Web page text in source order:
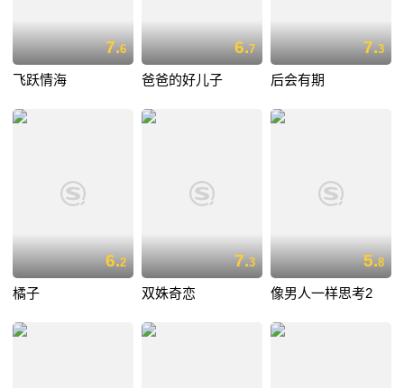
7.6
飞跃情海
6.7
爸爸的好儿子
7.3
后会有期
6.2
橘子
7.3
双姝奇恋
5.8
像男人一样思考2